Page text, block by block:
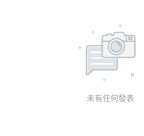
未有任何發表